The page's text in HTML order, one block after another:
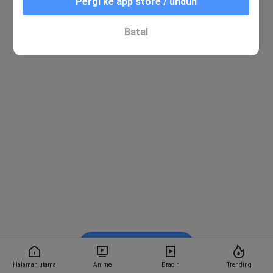
Halaman utama Anime Dracin Trending
Batal
Nonton di Bstation